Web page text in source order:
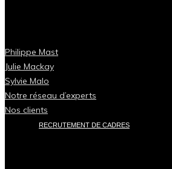
Philippe Mast
Julie Mackay
Sylvie Malo
Notre réseau d’experts
Nos clients
RECRUTEMENT DE CADRES